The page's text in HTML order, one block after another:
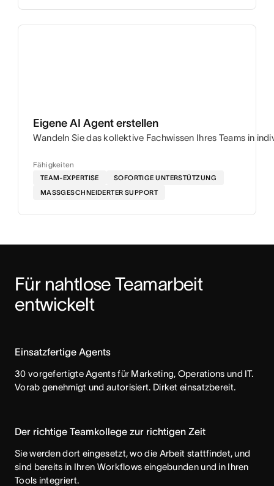
Eigene AI Agent erstellen
Wandeln Sie das kollektive Fachwissen Ihres Teams in
Fähigkeiten
TEAM-EXPERTISE
SOFORTIGE UNTERSTÜTZUNG
MASSGESCHNEIDERTER SUPPORT
Für nahtlose Teamarbeit
entwickelt
Einsatzfertige Agents
30 vorgefertigte Agents für Marketing, Operations und IT.
Vorab genehmigt und autorisiert. Dirket einsatzbereit.
Der richtige Teamkollege zur richtigen Zeit
Sie werden dort eingesetzt, wo die Arbeit stattfindet, und
sind bereits in Ihren Workflows eingebunden und in Ihren
Tools integriert.